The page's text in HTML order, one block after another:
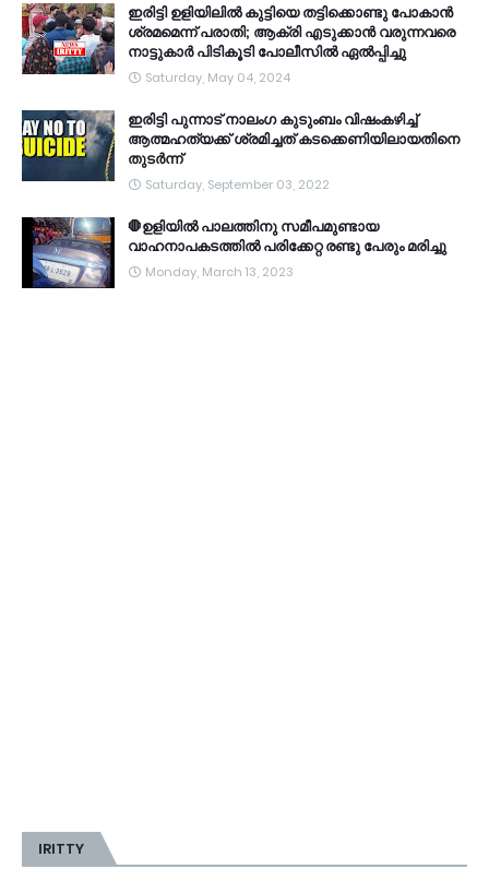
ഇരിട്ടി ഉളിയിലിൽ കുട്ടിയെ തട്ടിക്കൊണ്ടു പോകാൻ
ശ്രമമെന്ന് പരാതി; ആക്രി എടുക്കാൻ വരുന്നവരെ
നാട്ടുകാർ പിടികൂടി പോലീസിൽ ഏൽപ്പിച്ചു
Saturday, May 04, 2024
ഇരിട്ടി പുന്നാട് നാലംഗ കുടുംബം വിഷംകഴിച്ച്‌
ആത്മഹത്യക്ക് ശ്രമിച്ചത് കടക്കെണിയിലായതിനെ
തുടർന്ന്
Saturday, September 03, 2022
🛑ഉളിയിൽ പാലത്തിനു സമീപമുണ്ടായ
വാഹനാപകടത്തിൽ പരിക്കേറ്റ രണ്ടു പേരും മരിച്ചു
Monday, March 13, 2023
IRITTY